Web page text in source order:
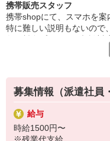
お互いに教え合ったり、
和気あいあいとした人間
皆で一緒にステップアッ
【選べるお仕事いろいろ】
▼オフィスワーク
事務、経理、データ入力
▼工場・製造・軽作業系
機械/食品製造・梱包・
▼美容系
眉毛サロンのアイブロウ
携帯販売スタッフ
携帯shopにて、スマホを案
特に難しい説明もないので
満足度◎
■携帯やインターネット販売
docomo(ドコモ)/au(エー
の大手キャリアから
募集情報（派遣社員
給与
時給1500円〜